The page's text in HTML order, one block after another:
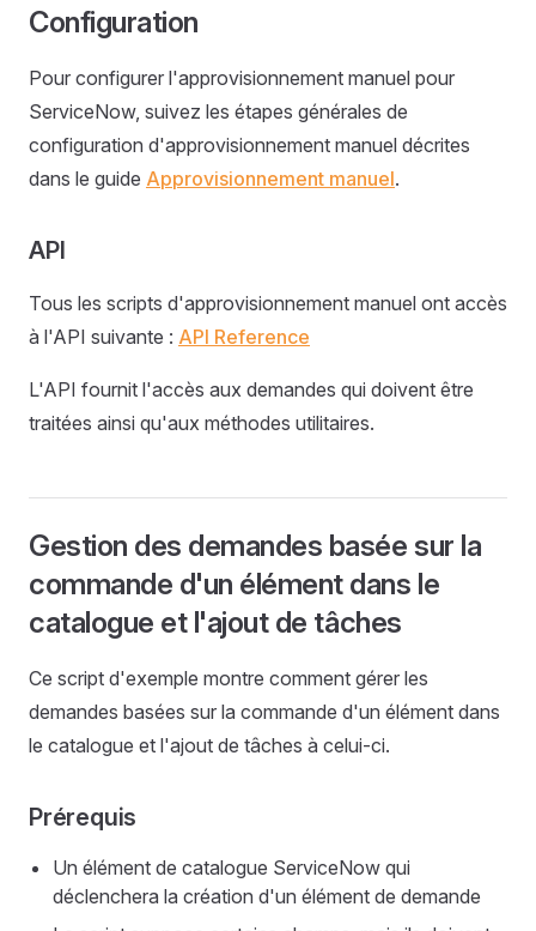
Configuration
Pour configurer l'approvisionnement manuel pour
ServiceNow, suivez les étapes générales de
configuration d'approvisionnement manuel décrites
dans le guide Approvisionnement manuel.
API
Tous les scripts d'approvisionnement manuel ont accès
à l'API suivante : API Reference
L'API fournit l'accès aux demandes qui doivent être
traitées ainsi qu'aux méthodes utilitaires.
Gestion des demandes basée sur la
commande d'un élément dans le
catalogue et l'ajout de tâches
Ce script d'exemple montre comment gérer les
demandes basées sur la commande d'un élément dans
le catalogue et l'ajout de tâches à celui-ci.
Prérequis
Un élément de catalogue ServiceNow qui
déclenchera la création d'un élément de demande